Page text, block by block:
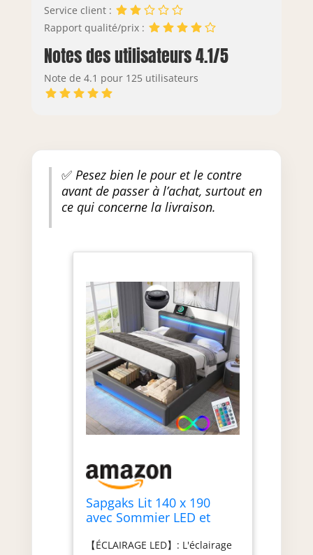
Service client :
Rapport qualité/prix :
Notes des utilisateurs 4.1/5
Note de 4.1 pour 125 utilisateurs
✅Pesez bien le pour et le contre
avant de passer à l’achat, surtout en
ce qui concerne la livraison.
Sapgaks Lit 140 x 190
avec Sommier LED et
avec Rangement et Tete,
【ÉCLAIRAGE LED】: L'éclairage